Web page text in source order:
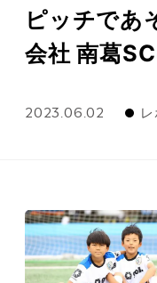
ピッチであ
会社 南葛
2023.06.02